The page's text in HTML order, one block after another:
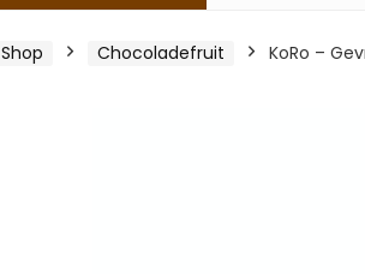
Shop Chocoladefruit KoRo –